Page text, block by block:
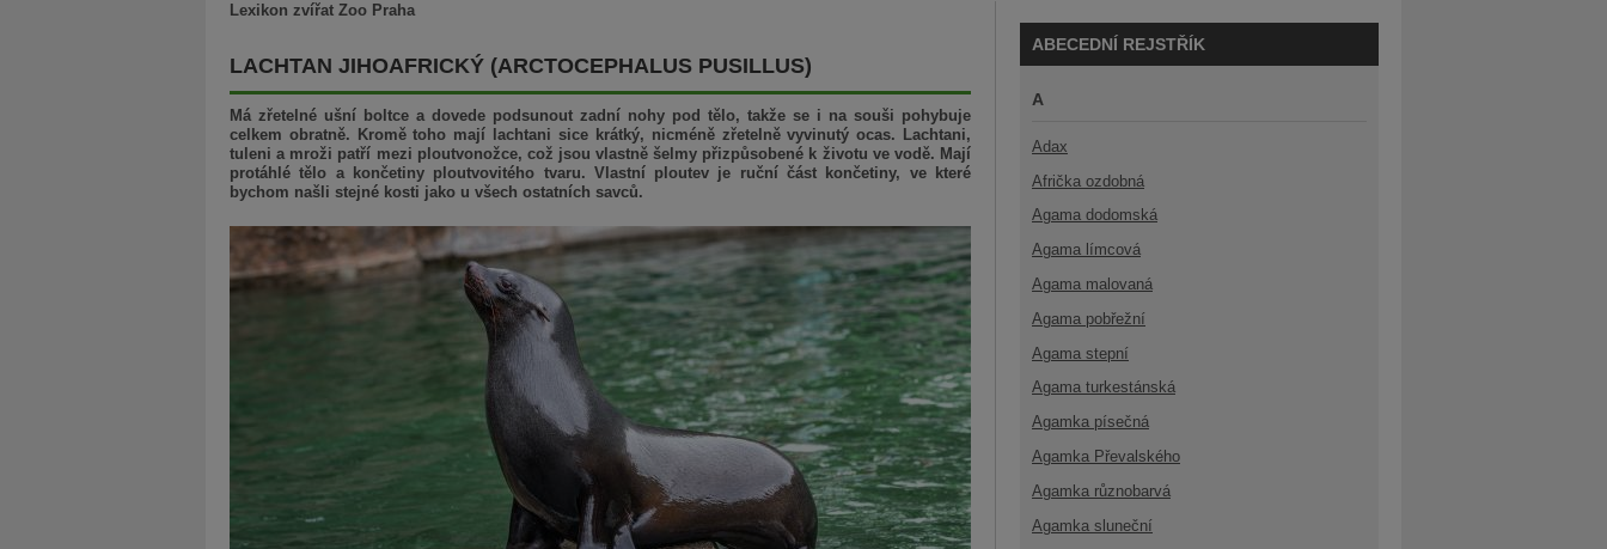
Lexikon zvířat Zoo Praha
LACHTAN JIHOAFRICKÝ (ARCTOCEPHALUS PUSILLUS)
Má zřetelné ušní boltce a dovede podsunout zadní nohy pod tělo, takže se i na souši pohybuje
celkem obratně. Kromě toho mají lachtani sice krátký, nicméně zřetelně vyvinutý ocas. Lachtani,
tuleni a mroži patří mezi ploutvonožce, což jsou vlastně šelmy přizpůsobené k životu ve vodě. Mají
protáhlé tělo a končetiny ploutvovitého tvaru. Vlastní ploutev je ruční část končetiny, ve které
bychom našli stejné kosti jako u všech ostatních savců.
ABECEDNÍ REJSTŘÍK
A
Adax
Afrička ozdobná
Agama dodomská
Agama límcová
Agama malovaná
Agama pobřežní
Agama stepní
Agama turkestánská
Agamka písečná
Agamka Převalského
Agamka různobarvá
Agamka sluneční